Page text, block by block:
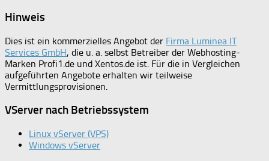
Hinweis
Dies ist ein kommerzielles Angebot der Firma Luminea IT
Services GmbH, die u. a. selbst Betreiber der Webhosting-
Marken Profi1.de und Xentos.de ist. Für die in Vergleichen
aufgeführten Angebote erhalten wir teilweise
Vermittlungsprovisionen.
VServer nach Betriebssystem
Linux vServer (VPS)
Windows vServer